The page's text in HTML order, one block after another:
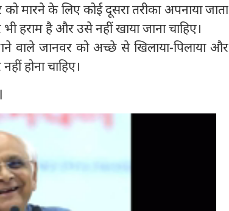
मारने के लिए कोई दूसरा तरीका अपनाया जाता
हराम है और उसे नहीं खाया जाना चाहिए।
वाले जानवर को अच्छे से खिलाया-पिलाया और
होना चाहिए।